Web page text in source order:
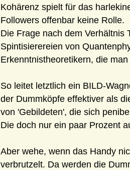
Kohärenz spielt für das
Followers offenbar keine Rolle.
Die Frage nach dem Verhältnis
Spintisierereien von
Erkenntnistheoretikern, die
So leitet letztlich ein BILD-
der Dummköpfe effektiver als
von 'Gebildeten', die sich
Die doch nur ein paar Prozent
Aber wehe, wenn das Handy
verbrutzelt. Da werden die